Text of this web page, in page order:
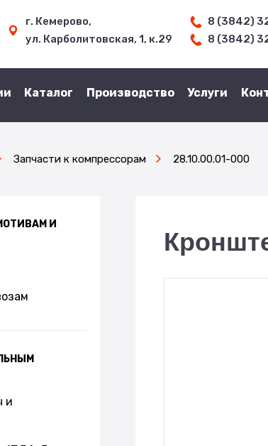
г. Кемерово,
ул. Карболитовская, 1, к.29
8 (3842)
8 (3842)
Каталог Производство Услуги
Запчасти к компрессорам 28.10.00.01-000
И
и